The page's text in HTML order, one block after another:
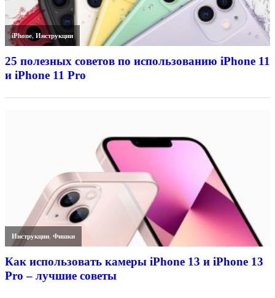
iPhone,Инструкции
25 полезных советов по использованию iPhone 11
и iPhone 11 Pro
Инструкции,Фишки
Как использовать камеры iPhone 13 и iPhone 13
Pro – лучшие советы